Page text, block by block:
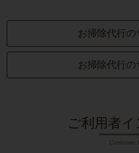
お掃除代行
お掃除代行
ご利用者
Customer